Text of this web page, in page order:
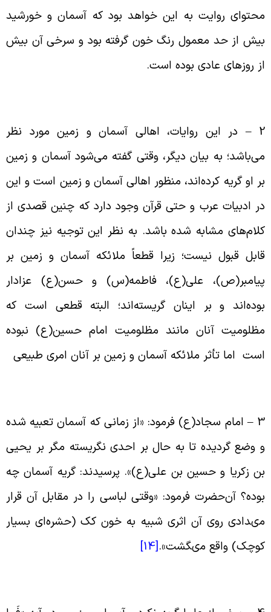
روایت به این خواهد بود که آسمان و خورشید
از حد معمول رنگ خون گرفته بود و سرخی آن بیش
روزهای عادی بوده است.
در این روایات، اهالی آسمان و زمین مورد نظر
به بیان دیگر، وقتی گفته می‌شود آسمان و زمین
او گریه کرده‌‌اند، منظور اهالی آسمان و زمین است و این
ادبیات عرب و حتی قرآن وجود دارد که چنین قصدی از
مشابه شده باشد. به نظر این توجیه نیز چندان
قبول نیست؛‌ زیرا قطعاً ملائکه آسمان و زمین بر
علی(ع)، فاطمه(س) و حسن(ع) عزادار
و بر اینان گریسته‌اند؛ البته قطعی است که
آنان مانند مظلومیت امام حسین(ع) نبوده
اما تأثر ملائکه آسمان و زمین بر آنان امری طبیعی
امام سجاد(ع) فرمود: «از زمانى که آسمان تعبیه شده
وضع گردیده تا به حال بر احدى نگریسته مگر بر یحیى
زکریا و حسین بن على(ع)». پرسیدند: گریه آسمان چه
آن‌حضرت فرمود: «وقتى لباسى را در مقابل آن قرار
روى آن اثرى شبیه به خون کک (حشره‌ای بسیار
واقع مى‏گشت».
[14]